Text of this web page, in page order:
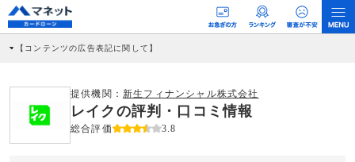
【コンテンツの広告表記に関して】
社に対して企業から紹介報酬が支払われるという収益モデルです。 ただし、特定の
商品を根拠なくPRするものではなく、当編集部の調査／ユーザーへの口コミ収集な
どに基づき、公平性を担保した情報提供を行っています。
>提携企業一覧
提供機関： 新生フィナンシャル株式会社
レイクの評判・口コミ情報
総合評価 3.8